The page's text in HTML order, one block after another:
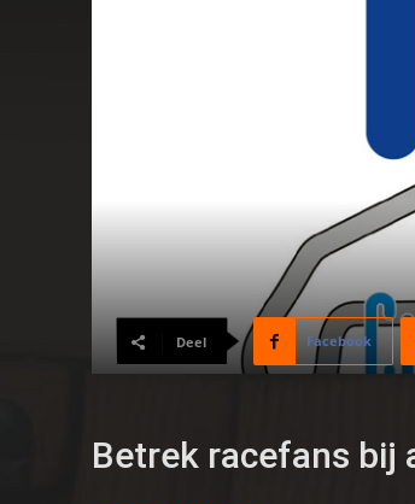
Deel Facebook
Betrek racefans